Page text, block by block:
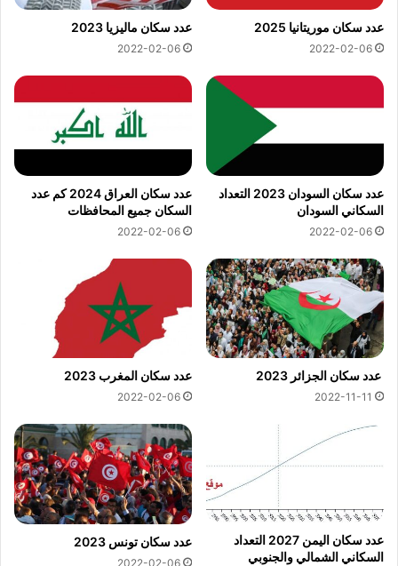
عدد سكان موريتانيا 2025
2022-02-06
عدد سكان ماليزيا 2023
2022-02-06
عدد سكان السودان 2023 التعداد
السكاني السودان
2022-02-06
عدد سكان العراق 2024 كم عدد
السكان جميع المحافظات
2022-02-06
عدد سكان الجزائر 2023
2022-11-11
عدد سكان المغرب 2023
2022-02-06
عدد سكان اليمن 2027 التعداد
السكاني الشمالي والجنوبي
عدد سكان تونس 2023
2022-02-06